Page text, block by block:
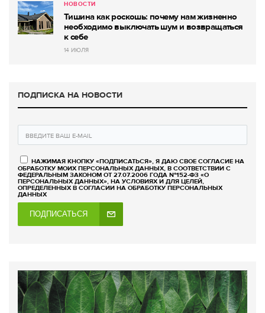
НОВОСТИ
Тишина как роскошь: почему нам жизненно
необходимо выключать шум и возвращаться
к себе
14 ИЮЛЯ
ПОДПИСКА НА НОВОСТИ
НАЖИМАЯ КНОПКУ «ПОДПИСАТЬСЯ», Я ДАЮ СВОЕ СОГЛАСИЕ НА
ОБРАБОТКУ МОИХ ПЕРСОНАЛЬНЫХ ДАННЫХ, В СООТВЕТСТВИИ С
ФЕДЕРАЛЬНЫМ ЗАКОНОМ ОТ 27.07.2006 ГОДА №152-ФЗ «О
ПЕРСОНАЛЬНЫХ ДАННЫХ», НА УСЛОВИЯХ И ДЛЯ ЦЕЛЕЙ,
ОПРЕДЕЛЕННЫХ В СОГЛАСИИ НА ОБРАБОТКУ ПЕРСОНАЛЬНЫХ
ДАННЫХ
ПОДПИСАТЬСЯ